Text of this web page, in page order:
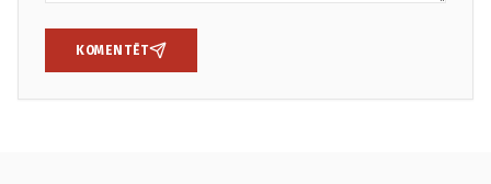
KOMENTĒT